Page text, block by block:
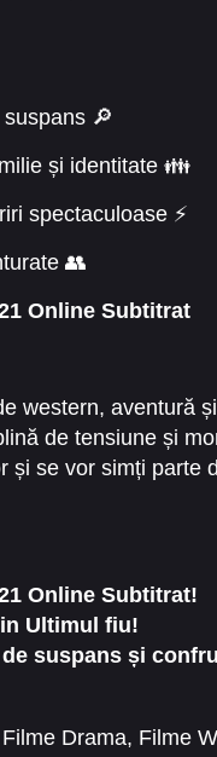
🔎
și identitate 👪
spectaculoase ⚡
👥
Online Subtitrat
western, aventură
de tensiune și
și se vor simți parte
Online Subtitrat!
Ultimul fiu!
suspans și
Filme Drama, Filme